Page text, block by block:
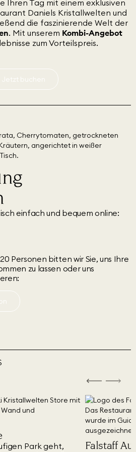
Ihren Tag mit einem exklusiven
Daniels Kristallwelten und
die faszinierende Welt der
. Mit unserem Kombi-Angebot
zum Vorteilspreis.
Jetzt buchen
einfach und bequem online:
Personen bitten wir Sie, uns Ihre
zu lassen oder uns
Park geht,
Falstaff